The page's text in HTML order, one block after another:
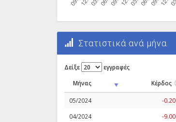
Στατιστικά ανά μήνα
Δείξε εγγραφές
Μήνας Κέρδος
05/2024 -0.20
04/2024 -9.00